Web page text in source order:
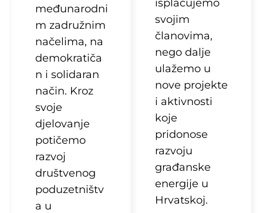
međunarodni
m zadružnim
načelima, na
demokratiča
n i solidaran
način. Kroz
svoje
djelovanje
potičemo
razvoj
društvenog
poduzetništv
a u
isplaćujemo
svojim
članovima,
nego dalje
ulažemo u
nove projekte
i aktivnosti
koje
pridonose
razvoju
građanske
energije u
Hrvatskoj.